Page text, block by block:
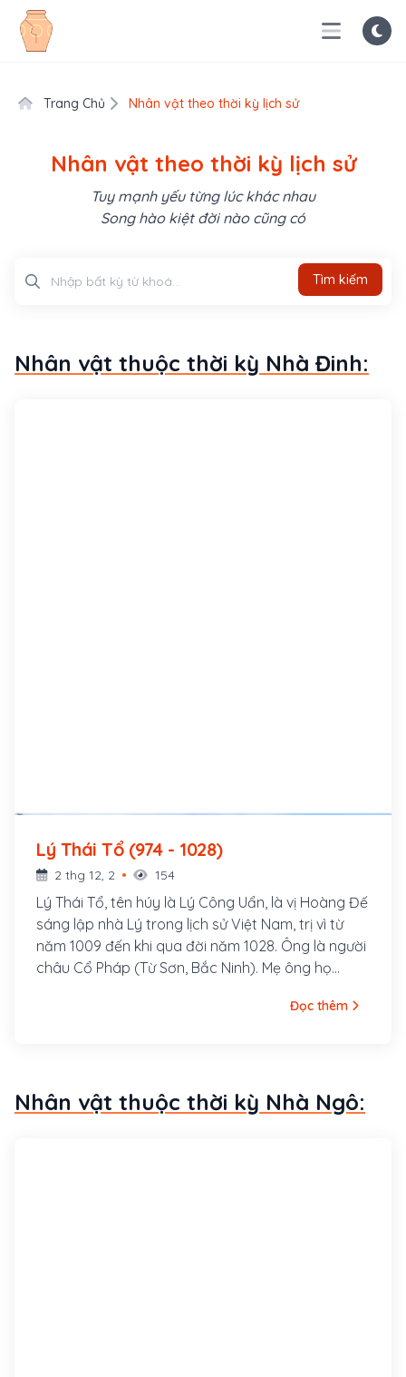
Trang Chủ Nhân vật theo thời kỳ lịch sử
Nhân vật theo thời kỳ lịch sử
Tuy mạnh yếu từng lúc khác nhau
Song hào kiệt đời nào cũng có
Tìm kiếm
Nhân vật thuộc thời kỳ Nhà Đinh:
Lý Thái Tổ (974 - 1028)
2 thg 12, 2 154
Lý Thái Tổ, tên húy là Lý Công Uẩn, là vị Hoàng Đế
sáng lập nhà Lý trong lịch sử Việt Nam, trị vì từ
năm 1009 đến khi qua đời năm 1028. Ông là người
châu Cổ Pháp (Từ Sơn, Bắc Ninh). Mẹ ông họ
Khánh Văn, sư chùa Cổ Pháp làm con nuôi và đi
Đọc thêm
Nhân vật thuộc thời kỳ Nhà Ngô: